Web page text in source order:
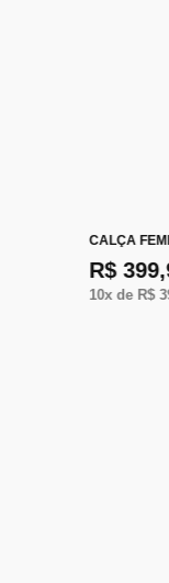
CALÇA
R$
10x de R$